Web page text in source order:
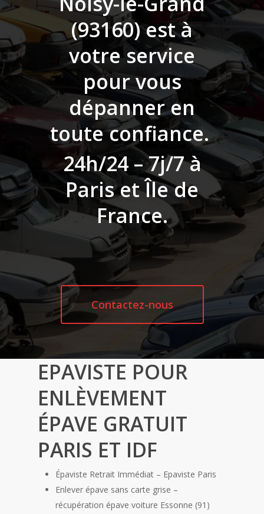
(93160)est à
votre service
pour vous
dépanner en
toute confiance.
24h/24 – 7j/7 à
Paris et Île de
France.
Contactez-nous
EPAVISTE POUR
ENLÈVEMENT
ÉPAVE GRATUIT
PARIS ET IDF
Épaviste Retrait Immédiat – Epaviste Paris
Enlever épave sans carte grise –
récupération épave voiture Essonne (91)